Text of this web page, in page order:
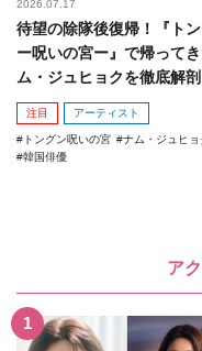
2026.07.17
待望の除隊後復帰！『ト
ー呪いの宮ー』で帰って
ム・ジュヒョクを徹底解剖
注目 アーティスト
トングン呪いの宮
ナム・ジュヒョ
韓国俳優
ア